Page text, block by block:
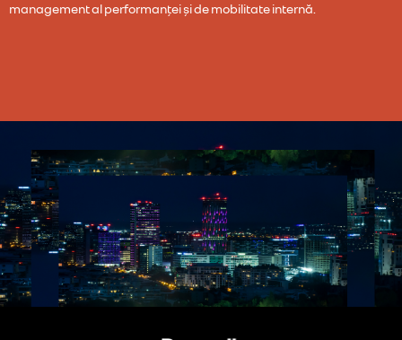
management al performanței și de mobilitate internă.